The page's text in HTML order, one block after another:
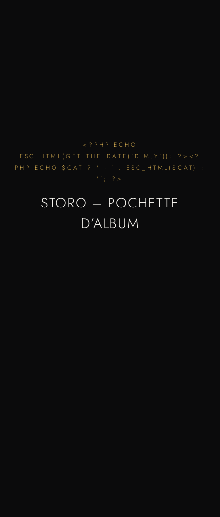
<?PHP ECHO
ESC_HTML(GET_THE_DATE('D.M.Y')); ?><?
PHP ECHO $CAT ? ' · ' . ESC_HTML($CAT) :
''; ?>
STORO – POCHETTE
D’ALBUM